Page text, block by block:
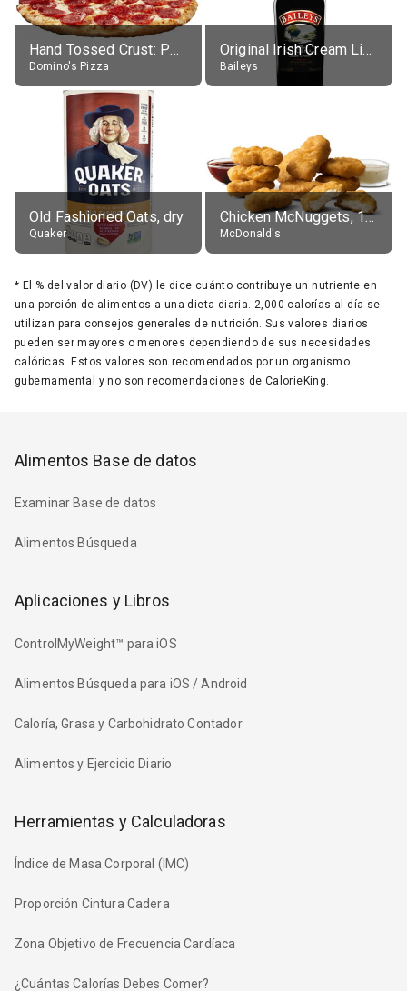
Hand Tossed Crust: Pepperoni Pizza (Large 14")
Domino's Pizza
Original Irish Cream Liqueur (17% alc.)
Baileys
Old Fashioned Oats, dry
Quaker
Chicken McNuggets, 10 pieces, without sauce
McDonald's
* El % del valor diario (DV) le dice cuánto contribuye un nutriente en
una porción de alimentos a una dieta diaria. 2,000 calorías al día se
utilizan para consejos generales de nutrición. Sus valores diarios
pueden ser mayores o menores dependiendo de sus necesidades
calóricas. Estos valores son recomendados por un organismo
gubernamental y no son recomendaciones de CalorieKing.
Alimentos Base de datos
Examinar Base de datos
Alimentos Búsqueda
Aplicaciones y Libros
ControlMyWeight™ para iOS
Alimentos Búsqueda para iOS / Android
Caloría, Grasa y Carbohidrato Contador
Alimentos y Ejercicio Diario
Herramientas y Calculadoras
Índice de Masa Corporal (IMC)
Proporción Cintura Cadera
Zona Objetivo de Frecuencia Cardíaca
¿Cuántas Calorías Debes Comer?